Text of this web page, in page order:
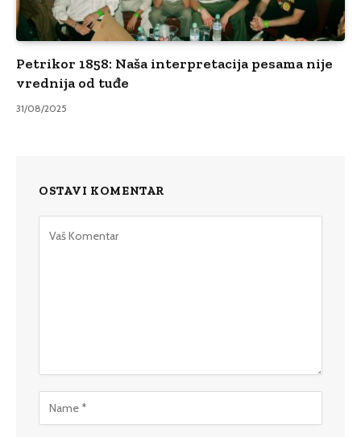
Petrikor 1858: Naša interpretacija pesama nije
vrednija od tuđe
31/08/2025
OSTAVI KOMENTAR